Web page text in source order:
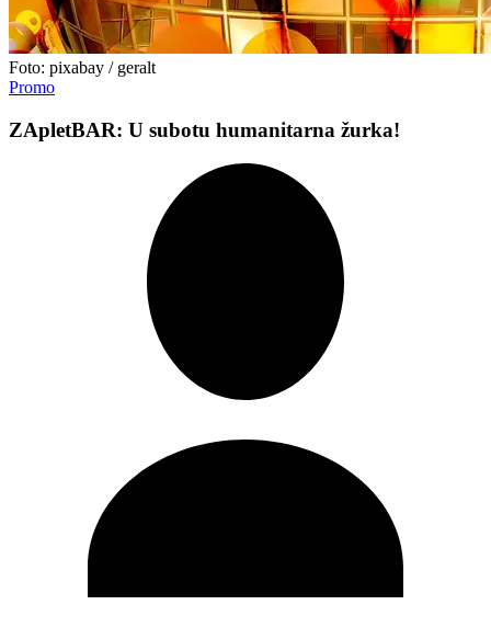
Foto: pixabay / geralt
Promo
ZApletBAR: U subotu humanitarna žurka!